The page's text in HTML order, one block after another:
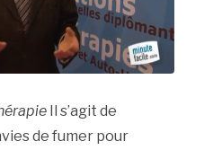
Il s’agit de
de fumer pour